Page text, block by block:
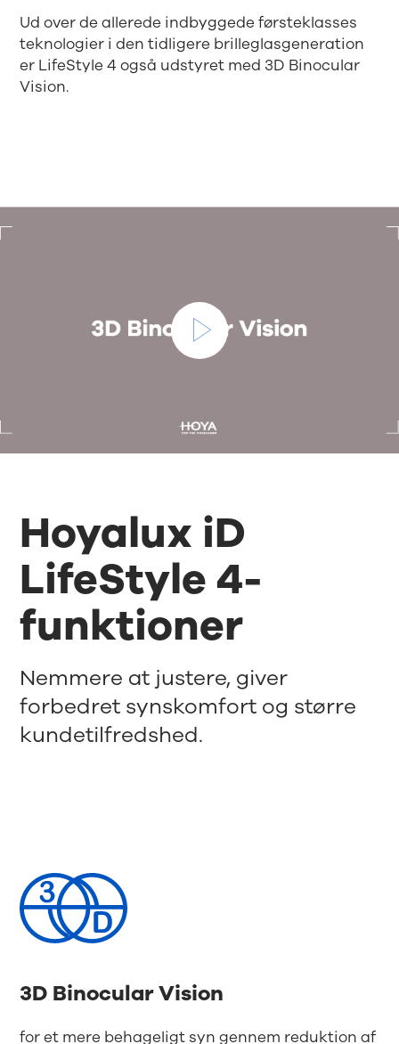
Ud over de allerede indbyggede førsteklasses
teknologier i den tidligere brilleglasgeneration
er LifeStyle 4 også udstyret med 3D Binocular
Vision.
Hoyalux iD
LifeStyle 4-
funktioner
Nemmere at justere, giver
forbedret synskomfort og større
kundetilfredshed.
3D Binocular Vision
for et mere behageligt syn gennem reduktion af